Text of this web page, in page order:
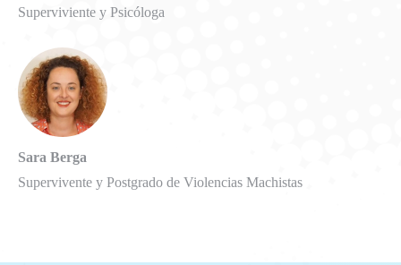
Superviviente y Psicóloga
Sara Berga
Supervivente y Postgrado de Violencias Machistas